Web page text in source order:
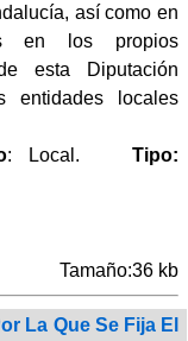
así como en
en los propios
esta Diputación
locales
: Local.Tipo:
Tamaño:36 kb
La Que Se Fija El